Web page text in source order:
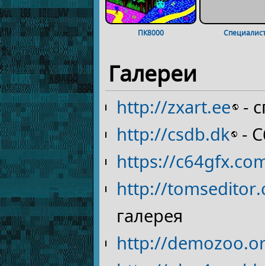
ПК8000
Галереи
http://zxart.ee -
http://csdb.dk -
https://
http://
галерея
http://